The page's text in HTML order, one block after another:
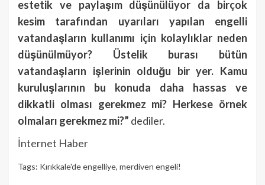
estetik ve paylaşım düşünülüyor da birçok
kesim tarafından uyarıları yapılan engelli
vatandaşların kullanımı için kolaylıklar neden
düşünülmüyor? Üstelik burası bütün
vatandaşların işlerinin olduğu bir yer. Kamu
kuruluşlarının bu konuda daha hassas ve
dikkatli olması gerekmez mi? Herkese örnek
olmaları gerekmez mi?” dediler.
İnternet Haber
Tags: Kırıkkale'de engelliye, merdiven engeli!